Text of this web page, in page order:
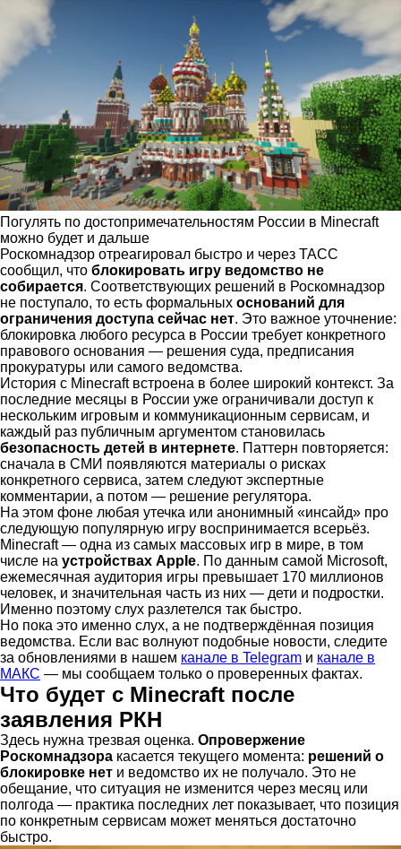
Погулять по достопримечательностям России в Minecraft
можно будет и дальше
Роскомнадзор отреагировал быстро и через ТАСС
сообщил, что блокировать игру ведомство не
собирается. Соответствующих решений в Роскомнадзор
не поступало, то есть формальных оснований для
ограничения доступа сейчас нет. Это важное уточнение:
блокировка любого ресурса в России требует конкретного
правового основания — решения суда, предписания
прокуратуры или самого ведомства.
История с Minecraft встроена в более широкий контекст. За
последние месяцы в России уже ограничивали доступ к
нескольким игровым и коммуникационным сервисам, и
каждый раз публичным аргументом становилась
безопасность детей в интернете. Паттерн повторяется:
сначала в СМИ появляются материалы о рисках
конкретного сервиса, затем следуют экспертные
комментарии, а потом — решение регулятора.
На этом фоне любая утечка или анонимный «инсайд» про
следующую популярную игру воспринимается всерьёз.
Minecraft — одна из самых массовых игр в мире, в том
числе на устройствах Apple. По данным самой Microsoft,
ежемесячная аудитория игры превышает 170 миллионов
человек, и значительная часть из них — дети и подростки.
Именно поэтому слух разлетелся так быстро.
Но пока это именно слух, а не подтверждённая позиция
ведомства. Если вас волнуют подобные новости, следите
за обновлениями в нашем канале в Telegram и канале в
МАКС — мы сообщаем только о проверенных фактах.
Что будет с Minecraft после
заявления РКН
Здесь нужна трезвая оценка. Опровержение
Роскомнадзора касается текущего момента: решений о
блокировке нет и ведомство их не получало. Это не
обещание, что ситуация не изменится через месяц или
полгода — практика последних лет показывает, что позиция
по конкретным сервисам может меняться достаточно
быстро.